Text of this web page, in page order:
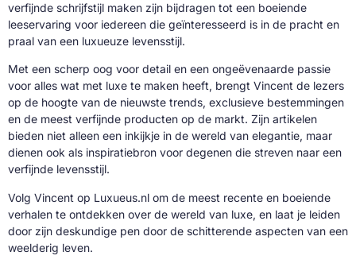
verfijnde schrijfstijl maken zijn bijdragen tot een boeiende
leeservaring voor iedereen die geïnteresseerd is in de pracht en
praal van een luxueuze levensstijl.
Met een scherp oog voor detail en een ongeëvenaarde passie
voor alles wat met luxe te maken heeft, brengt Vincent de lezers
op de hoogte van de nieuwste trends, exclusieve bestemmingen
en de meest verfijnde producten op de markt. Zijn artikelen
bieden niet alleen een inkijkje in de wereld van elegantie, maar
dienen ook als inspiratiebron voor degenen die streven naar een
verfijnde levensstijl.
Volg Vincent op Luxueus.nl om de meest recente en boeiende
verhalen te ontdekken over de wereld van luxe, en laat je leiden
door zijn deskundige pen door de schitterende aspecten van een
weelderig leven.